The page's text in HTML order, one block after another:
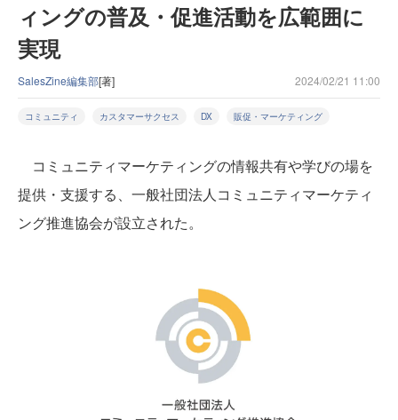
ィングの普及・促進活動を広範囲に
実現
SalesZine編集部[著] 2024/02/21 11:00
コミュニティ カスタマーサクセス DX 販促・マーケティング
コミュニティマーケティングの情報共有や学びの場を
提供・支援する、一般社団法人コミュニティマーケティ
ング推進協会が設立された。